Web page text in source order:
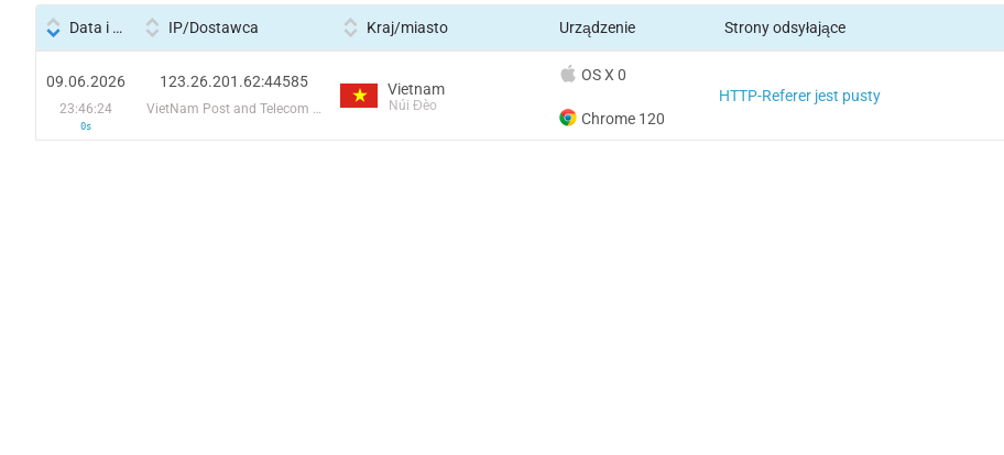
Data i godzina IP/Dostawca Kraj/miasto Urządzenie Strony odsyłające
09.06.2026
23:46:24
0s
123.26.201.62:44585
VietNam Post and Telecom Corporation
Vietnam
Núi Đèo
OS X 0
Chrome 120
HTTP-Referer jest pusty